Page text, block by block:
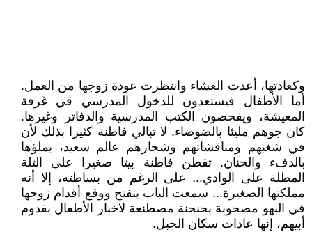
وكعادتها، أعدت العشاء وانتظرت عودة زوجها من العمل.
أما الأطفال فيستعدون للدخول المدرسي في غرفة
المعيشة، ويفحصون الكتب المدرسية والدفاتر وغيرها.
كان جوهم مليئا بالضوضاء. لا تبالي فاطنة كثيرا بذلك لأن
في شغبهم ومناقشاتهم وشجارهم عالم سعيد، يملؤها
بالدفء والحنان. تقطن فاطنة بيتا صغيرا على التلة
المطلة على الوادي... على الرغم من بساطته، إلا أنه
مملكتها الصغيرة... سمعت الباب ينفتح ووقع أقدام زوجها
في البهو مصحوبة بحنحنة مصطنعة لاخبار الأطفال بقدوم
أبيهم، إنها عادات سكان الجبل.